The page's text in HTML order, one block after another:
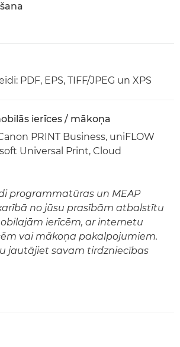
PDF, EPS, TIFF/JPEG un XPS
ierīces / mākoņa
PRINT Business, uniFLOW
Universal Print, Cloud
programmatūras un MEAP
no jūsu prasībām atbalstītu
ierīcēm, ar internetu
vai mākoņa pakalpojumiem.
jautājiet savam tirdzniecības